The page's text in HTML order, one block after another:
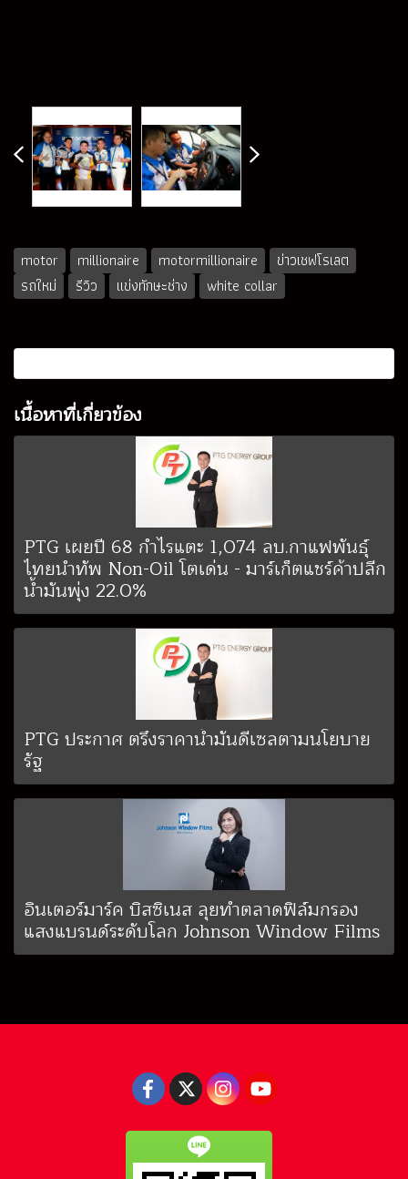
motor millionaire motormillionaire
ข่าวเชฟโรเลต
รถใหม่
รีวิว แข่งทักษะช่าง white collar
เนื้อหาที่เกี่ยวข้อง
PTG เผยปี 68 กำไรแตะ 1,074 ลบ.กาแฟพันธุ์
ไทยนำทัพ Non-Oil โตเด่น - มาร์เก็ตแชร์ค้าปลีก
น้ำมันพุ่ง 22.0%
PTG ประกาศ ตรึงราคาน้ำมันดีเซลตามนโยบาย
รัฐ
อินเตอร์มาร์ค บิสซิเนส ลุยทำตลาดฟิล์มกรอง
แสงแบรนด์ระดับโลก Johnson Window Films